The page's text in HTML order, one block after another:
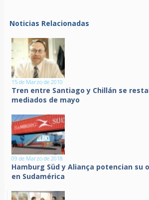
Noticias Relacionadas
15 de Marzo de 2010
Tren entre Santiago y Chillán se
mediados de mayo
09 de Marzo de 2018
Hamburg Süd y Aliança potencian
en Sudamérica